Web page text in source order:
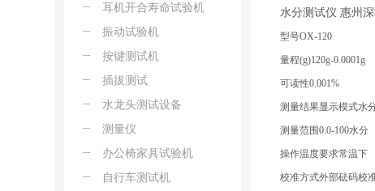
耳机开合寿命试验机
振动试验机
按键测试机
插拔测试
水龙头测试设备
测量仪
办公椅家具试验机
自行车测试机
水分测试仪 惠州
型号OX-120
量程(g)120g-0.0001g
可读性0.001%
测量结果显示模式水
测量范围0.0-100水分
操作温度要求常温下
校准方式外部砝码校